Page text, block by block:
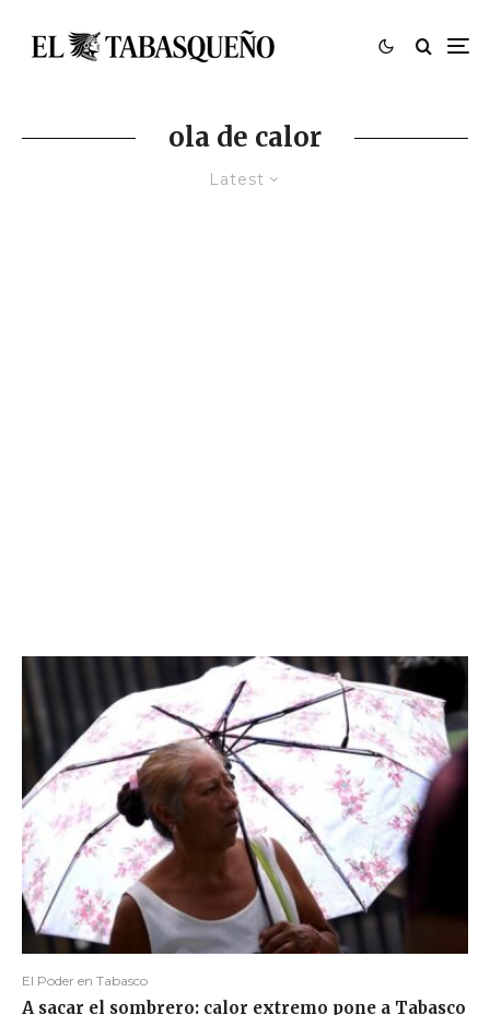
ola de calor
Latest
El Poder en Tabasco
A sacar el sombrero: calor extremo pone a Tabasco